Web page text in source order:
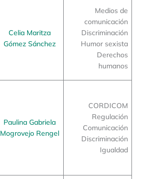
Celia Maritza
Gómez Sánchez
Medios de
comunicación
Discriminación
Humor sexista
Derechos
humanos
Paulina Gabriela
Mogrovejo Rengel
CORDICOM
Regulación
Comunicación
Discriminación
Igualdad